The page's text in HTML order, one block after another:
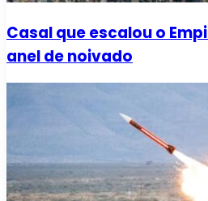
Casal que escalou o
anel de noivado